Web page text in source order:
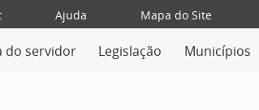
Ajuda Mapa do Site
do servidor Legislação Municípios